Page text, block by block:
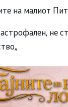
на малиот
не